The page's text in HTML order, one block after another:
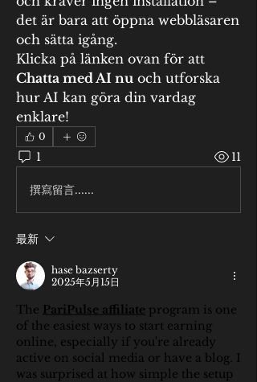
det är bara att öppna webbläsaren
och sätta igång.
Chatta med AI nu och utforska
hur AI kan göra din vardag
enklare!
0
1 11
撰寫留言......
最新
hase bazserty
2025年5月15日
The PariPulse affiliate program is one
of the easiest ways to start earning
online, especially if you're already
active on social media or have a blog. I
was surprised at how simple the setup